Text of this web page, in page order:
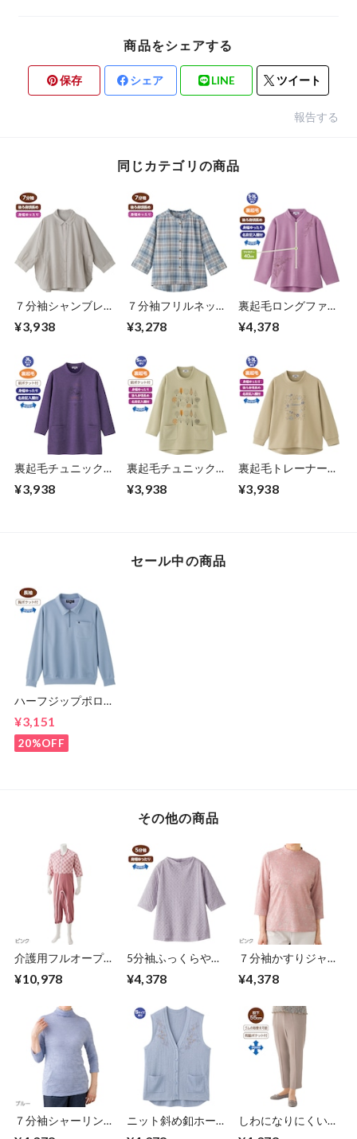
商品をシェアする
保存 シェア LINE ツイート
報告する
同じカテゴリの商品
７分袖シャンブレー
ブラウス（婦人）
¥3,938
７分袖フリルネック
ブラウス（婦人）
¥3,278
裏起毛ロングファス
ナートレーナー（婦
人）
¥4,378
裏起毛チュニックト
レーナー①（婦人）
¥3,938
裏起毛チュニックト
レーナー②（婦人）
¥3,938
裏起毛トレーナー
（婦人）
¥3,938
セール中の商品
ハーフジップポロ衿
¥3,151
20%OFF
その他の商品
介護用フルオープン
女兼用）
¥10,978
5分袖ふっくらやわ
ャツ（婦人）
¥4,378
７分袖かすりジャガ
人）
¥4,378
７分袖シャーリング
ニット斜め釦ホール
しわになりにくいス